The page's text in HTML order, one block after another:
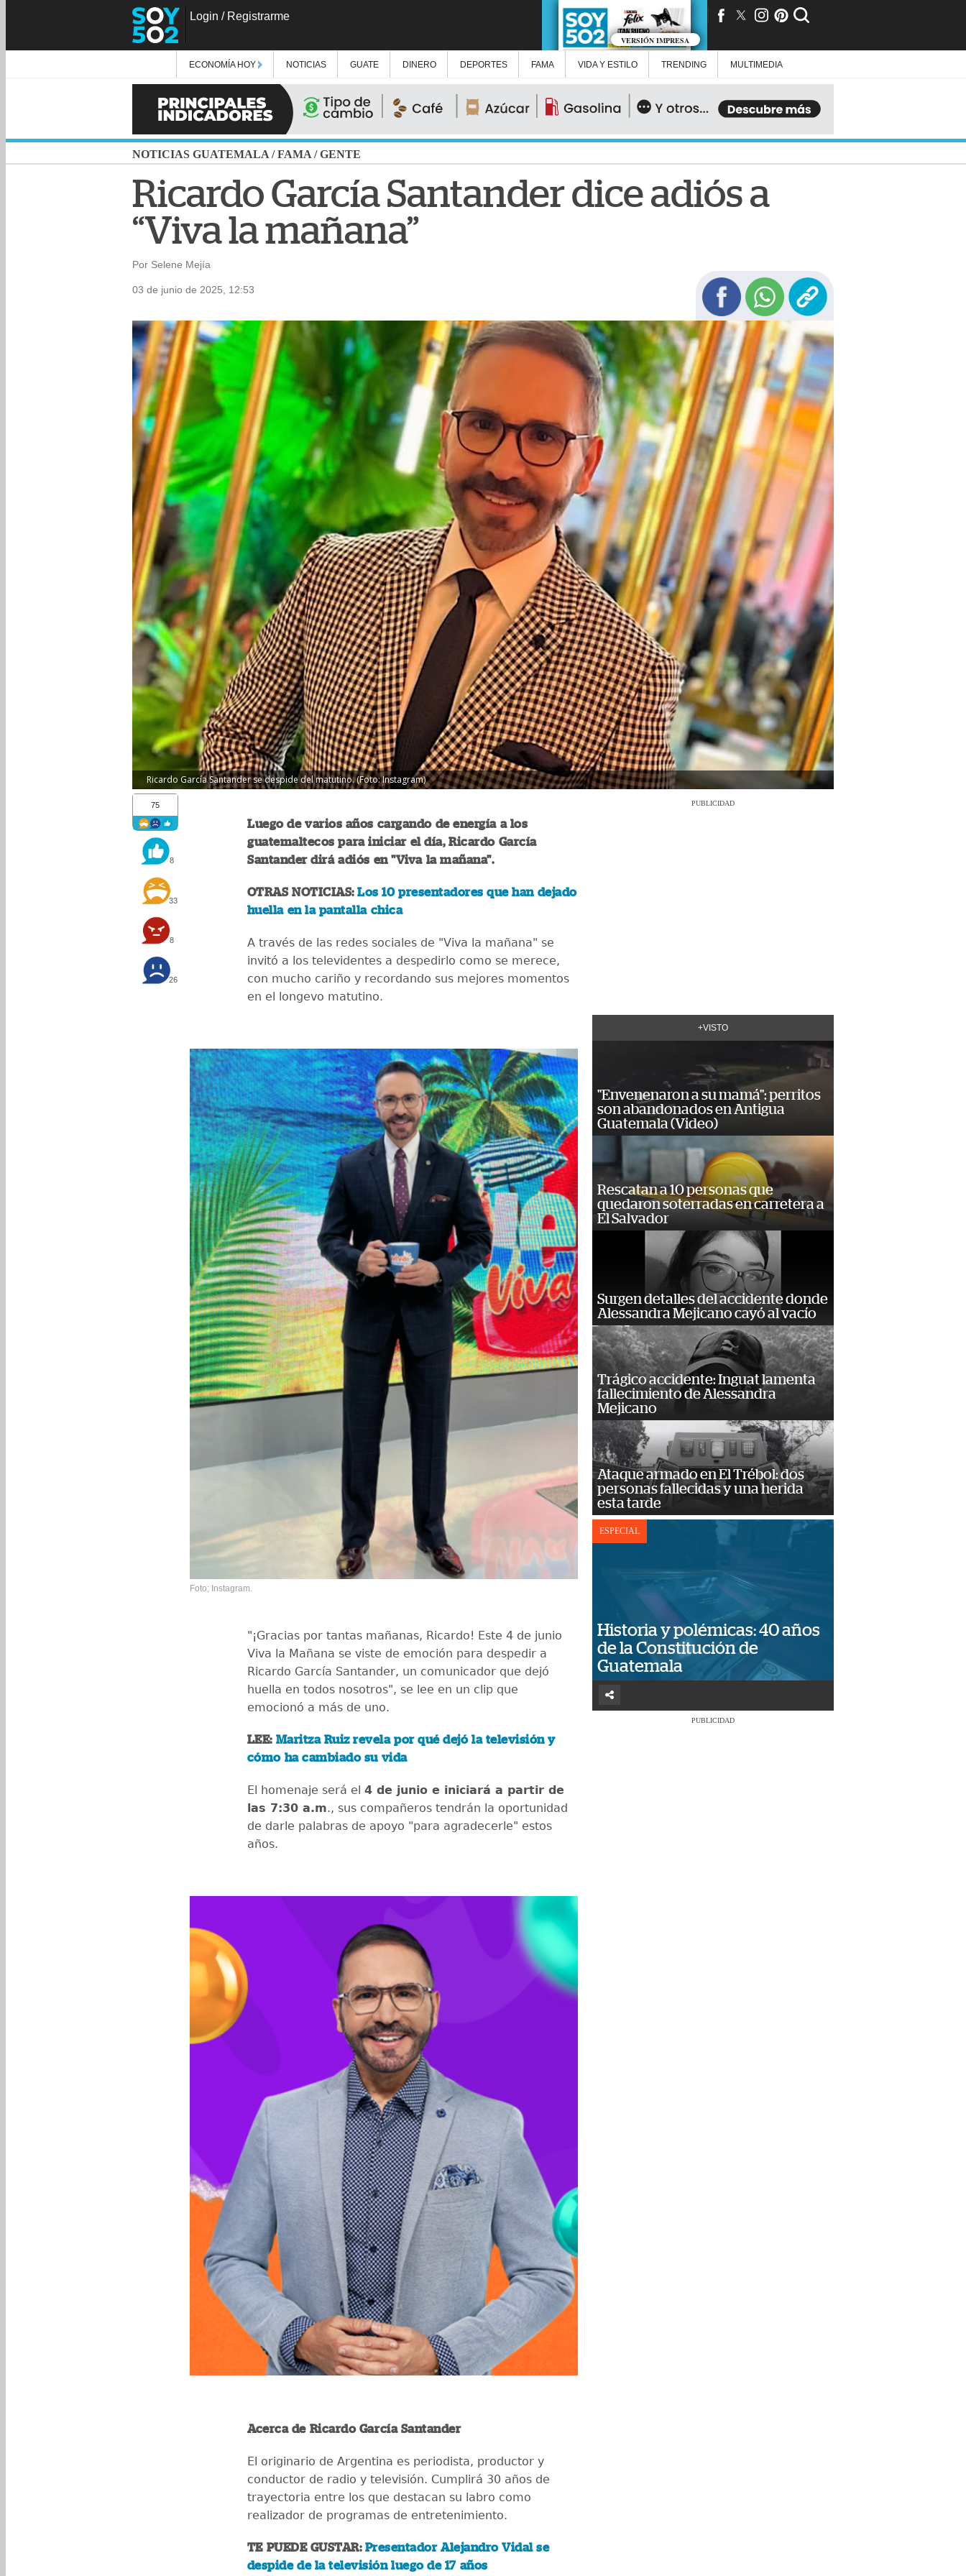
Login / Registrarme
VERSIÓN IMPRESA
ECONOMÍA HOY NOTICIAS GUATE DINERO DEPORTES FAMA VIDA Y ESTILO TRENDING MULTIMEDIA
NOTICIAS GUATEMALA /FAMA /GENTE
Ricardo García Santander dice adiós a
“Viva la mañana”
Por Selene Mejía
03 de junio de 2025, 12:53
Ricardo García Santander se despide del matutino. (Foto: Instagram)
75
8
33
8
26
Luego de varios años cargando de energía a los
guatemaltecos para iniciar el día, Ricardo García
Santander dirá adiós en "Viva la mañana".
OTRAS NOTICIAS:Los 10 presentadores que han dejado
huella en la pantalla chica
A través de las redes sociales de "Viva la mañana" se
invitó a los televidentes a despedirlo como se merece,
con mucho cariño y recordando sus mejores momentos
en el longevo matutino.
Foto; Instagram.
"¡Gracias por tantas mañanas, Ricardo! Este 4 de junio
Viva la Mañana se viste de emoción para despedir a
Ricardo García Santander, un comunicador que dejó
huella en todos nosotros", se lee en un clip que
emocionó a más de uno.
LEE: Maritza Ruiz revela por qué dejó la televisión y
cómo ha cambiado su vida
El homenaje será el 4 de junio e iniciará a partir de
las 7:30 a.m., sus compañeros tendrán la oportunidad
de darle palabras de apoyo "para agradecerle" estos
años.
Acerca de Ricardo García Santander
El originario de Argentina es periodista, productor y
conductor de radio y televisión. Cumplirá 30 años de
trayectoria entre los que destacan su labro como
realizador de programas de entretenimiento.
TE PUEDE GUSTAR: Presentador Alejandro Vidal se
despide de la televisión luego de 17 años
PUBLICIDAD
+VISTO
"Envenenaron a su mamá": perritos
son abandonados en Antigua
Guatemala (Video)
Rescatan a 10 personas que
quedaron soterradas en carretera a
El Salvador
Surgen detalles del accidente donde
Alessandra Mejicano cayó al vacío
Trágico accidente: Inguat lamenta
fallecimiento de Alessandra
Mejicano
Ataque armado en El Trébol: dos
personas fallecidas y una herida
esta tarde
ESPECIAL
Historia y polémicas: 40 años
de la Constitución de
Guatemala
PUBLICIDAD